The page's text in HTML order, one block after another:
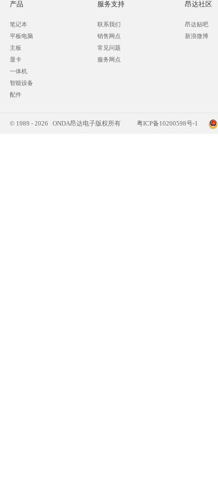
产品
笔记本
平板电脑
主板
显卡
一体机
智能设备
配件
服务支持
联系我们
销售网点
常见问题
服务网点
昂达社区
昂达贴吧
新浪微博
© 1989 - 2026 ONDA昂达电子版权所有 粤ICP备10200598号-1